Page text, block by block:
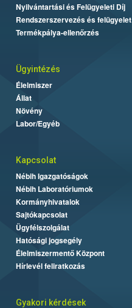
Nyilvántartási és Felügyeleti Díj
Rendszerszervezés és felügyelet
Termékpálya-ellenőrzés
Ügyintézés
Élelmiszer
Állat
Növény
Labor/Egyéb
Kapcsolat
Nébih Igazgatóságok
Nébih Laboratóriumok
Kormányhivatalok
Sajtókapcsolat
Ügyfélszolgálat
Hatósági jogsegély
Élelmiszermentő Központ
Hírlevél feliratkozás
Gyakori kérdések